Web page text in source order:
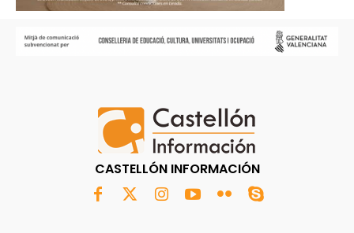
CASTELLÓN INFORMACIÓN